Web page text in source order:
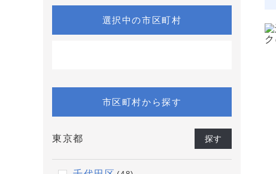
選択中の市区町村
市区町村から探す
東京都 探す